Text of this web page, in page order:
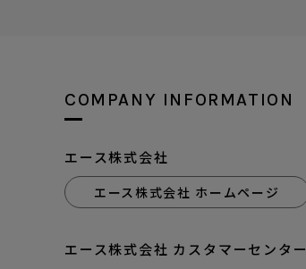
COMPANY INFORMATION
エース株式会社
エース株式会社 ホームページ
エース株式会社 カスタマーセンター